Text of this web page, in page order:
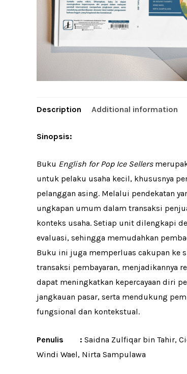
Description Additional information
Sinopsis:
Buku English for Pop Ice Sellers
untuk pelaku usaha kecil, khususnya
pelanggan asing. Melalui pendekatan
ungkapan umum dalam transaksi
konteks usaha. Setiap unit dilengkapi
evaluasi, sehingga memudahkan
Buku ini juga memperluas cakupan ke
transaksi pembayaran, menjadikannya
dapat meningkatkan kepercayaan diri
jangkauan pasar, serta mendukung
fungsional dan kontekstual.
Penulis : Saidna Zulfiqar bin Tahir,
Windi Wael, Nirta Sampulawa